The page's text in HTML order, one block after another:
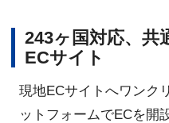
243ヶ国対応、共
ECサイト
現地ECサイトへワンク
ットフォームでECを開